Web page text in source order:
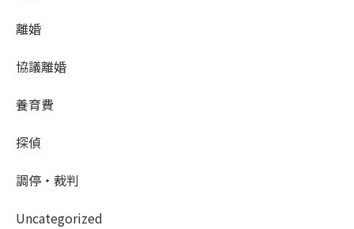
離婚
協議離婚
養育費
探偵
調停・裁判
Uncategorized